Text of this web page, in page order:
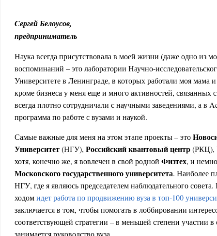
Сергей Белоусов,
предприниматель
Наука всегда присутствовала в моей жизни (даже одно из
воспоминаний – это лаборатории Научно-
Университете в Ленинграде, в которых работали моя мама
кроме бизнеса у меня еще и много активностей,
всегда плотно сотрудничали с научными заведениями, а в
программа по работе с вузами и наукой.
Самые важные для меня на этом этапе проекты – это
Университет(НГУ), Российский квантовый центр(РКЦ),
хотя, конечно же, я вовлечен в свой родной Физтех, и
Московского государственного университета. Наиболее
НГУ, где я являюсь председателем наблюдательного
ходомидет работа по продвижению вуза в топ-100
заключается в том, чтобы помогать в лоббировании
соответствующей стратегии – в меньшей степени участии в
занимается руководство вуза.